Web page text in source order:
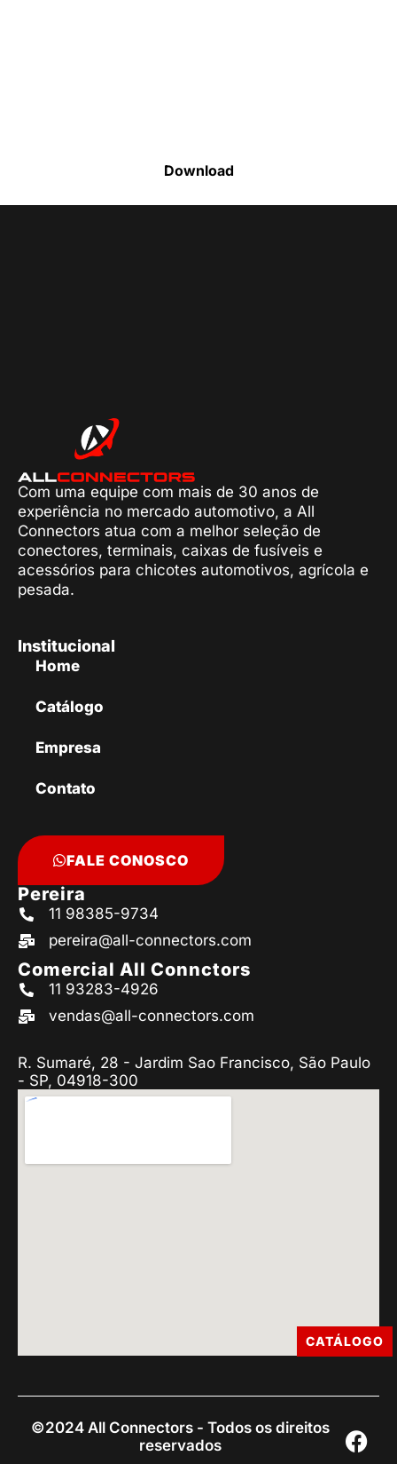
Download
Com uma equipe com mais de 30 anos de
experiência no mercado automotivo, a All
Connectors atua com a melhor seleção de
conectores, terminais, caixas de fusíveis e
acessórios para chicotes automotivos, agrícola e
pesada.
Institucional
Home
Catálogo
Empresa
Contato
FALE CONOSCO
Pereira
11 98385-9734
pereira@all-connectors.com
Comercial All Connctors
11 93283-4926
vendas@all-connectors.com
R. Sumaré, 28 - Jardim Sao Francisco, São Paulo
- SP, 04918-300
©2024 All Connectors - Todos os direitos
reservados
CATÁLOGO